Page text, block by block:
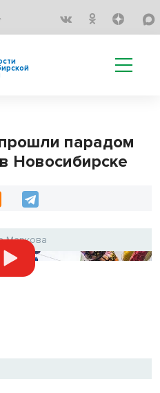
парадом
Новосибирске
Маркова